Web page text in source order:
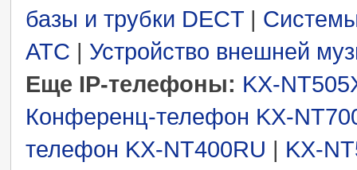
базы и трубки DECT |
АТС | Устройство внешней
Еще IP-телефоны: KX-
Конференц-телефон KX-
телефон KX-NT400RU | KX-